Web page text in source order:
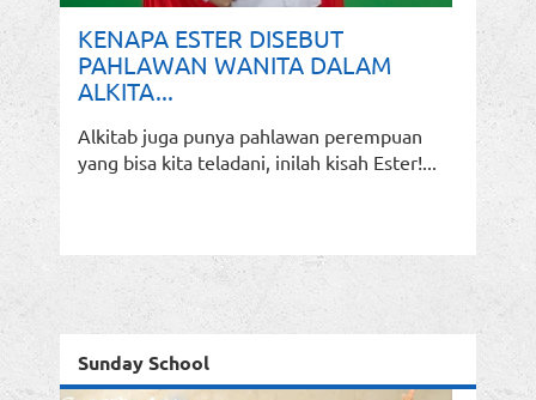
KENAPA ESTER DISEBUT
PAHLAWAN WANITA DALAM
ALKITA...
Alkitab juga punya pahlawan perempuan
yang bisa kita teladani, inilah kisah Ester!...
Sunday School